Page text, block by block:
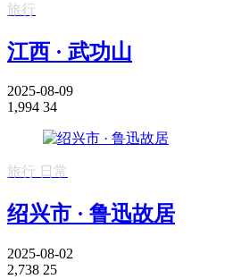
旅行
江西 · 武功山
2025-08-09
1,994 34
旅行 日常
绍兴市 · 鲁迅故居
2025-08-02
2,738 25